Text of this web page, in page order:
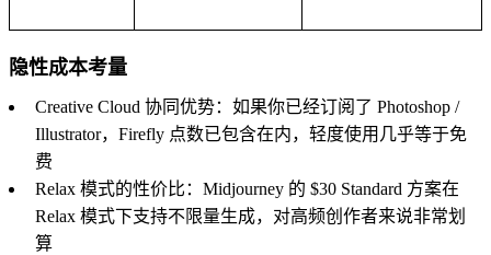
隐性成本考量
Creative Cloud 协同优势：如果你已经订阅了 Photoshop /
Illustrator，Firefly 点数已包含在内，轻度使用几乎等于免
费
Relax 模式的性价比：Midjourney 的 $30 Standard 方案在
Relax 模式下支持不限量生成，对高频创作者来说非常划
算